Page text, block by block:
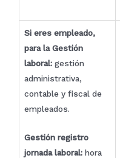
Si eres empleado,
para la Gestión
laboral:gestión
administrativa,
contable y fiscal de
empleados.
Gestión registro
jornada laboral:hora